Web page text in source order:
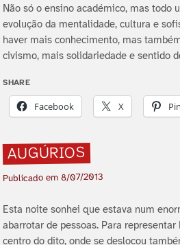
Não só o ensino académico, mas todo
evolução da mentalidade, cultura e
haver mais conhecimento, mas
civismo, mais solidariedade e sentido
SHARE
Facebook X
AUGÚRIOS
Publicado em8/07/2013
Esta noite sonhei que estava num
abarrotar de pessoas. Para
centro do dito, onde se deslocou